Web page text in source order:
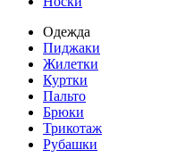
Одежда
Пиджаки
Жилетки
Куртки
Пальто
Брюки
Трикотаж
Рубашки